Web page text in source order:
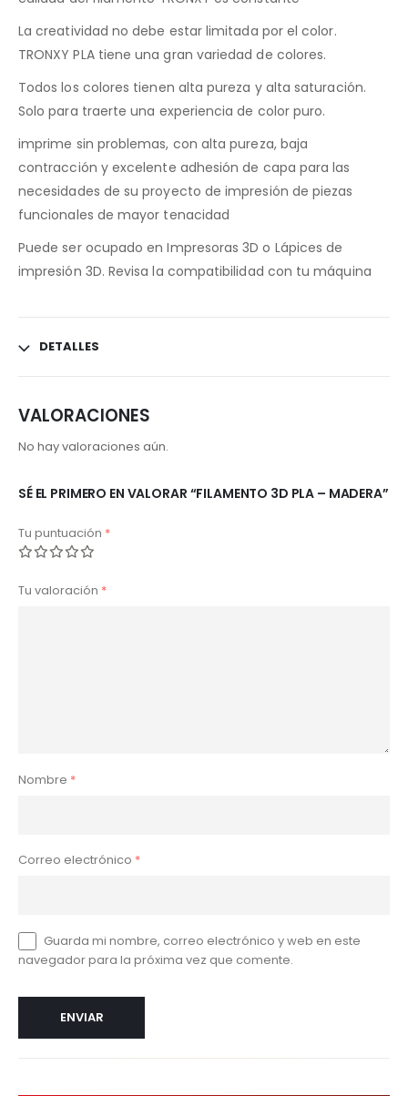
La creatividad no debe estar limitada por el color.
TRONXY PLA tiene una gran variedad de colores.
Todos los colores tienen alta pureza y alta saturación.
Solo para traerte una experiencia de color puro.
imprime sin problemas, con alta pureza, baja
contracción y excelente adhesión de capa para las
necesidades de su proyecto de impresión de piezas
funcionales de mayor tenacidad
Puede ser ocupado en Impresoras 3D o Lápices de
impresión 3D. Revisa la compatibilidad con tu máquina
DETALLES
VALORACIONES
No hay valoraciones aún.
SÉ EL PRIMERO EN VALORAR “FILAMENTO 3D PLA – MADERA”
Tu puntuación *
Tu valoración *
Nombre *
Correo electrónico *
Guarda mi nombre, correo electrónico y web en este
navegador para la próxima vez que comente.